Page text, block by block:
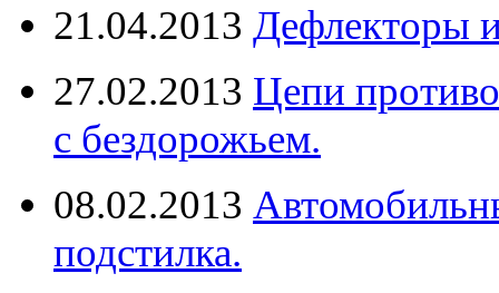
21.04.2013 Дефлекторы
27.02.2013 Цепи
с бездорожьем.
08.02.2013
подстилка.